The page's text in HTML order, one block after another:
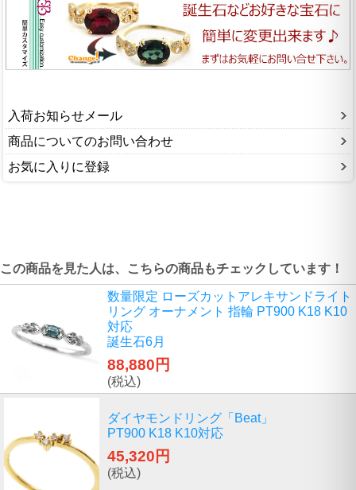
入荷お知らせメール
商品についてのお問い合わせ
お気に入りに登録
この商品を見た人は、こちらの商品もチェックしています！
数量限定 ローズカットアレキサンドライト
リング オーナメント 指輪 PT900 K18 K10
対応
誕生石6月
88,880円
(税込)
ダイヤモンドリング「Beat」
PT900 K18 K10対応
45,320円
(税込)